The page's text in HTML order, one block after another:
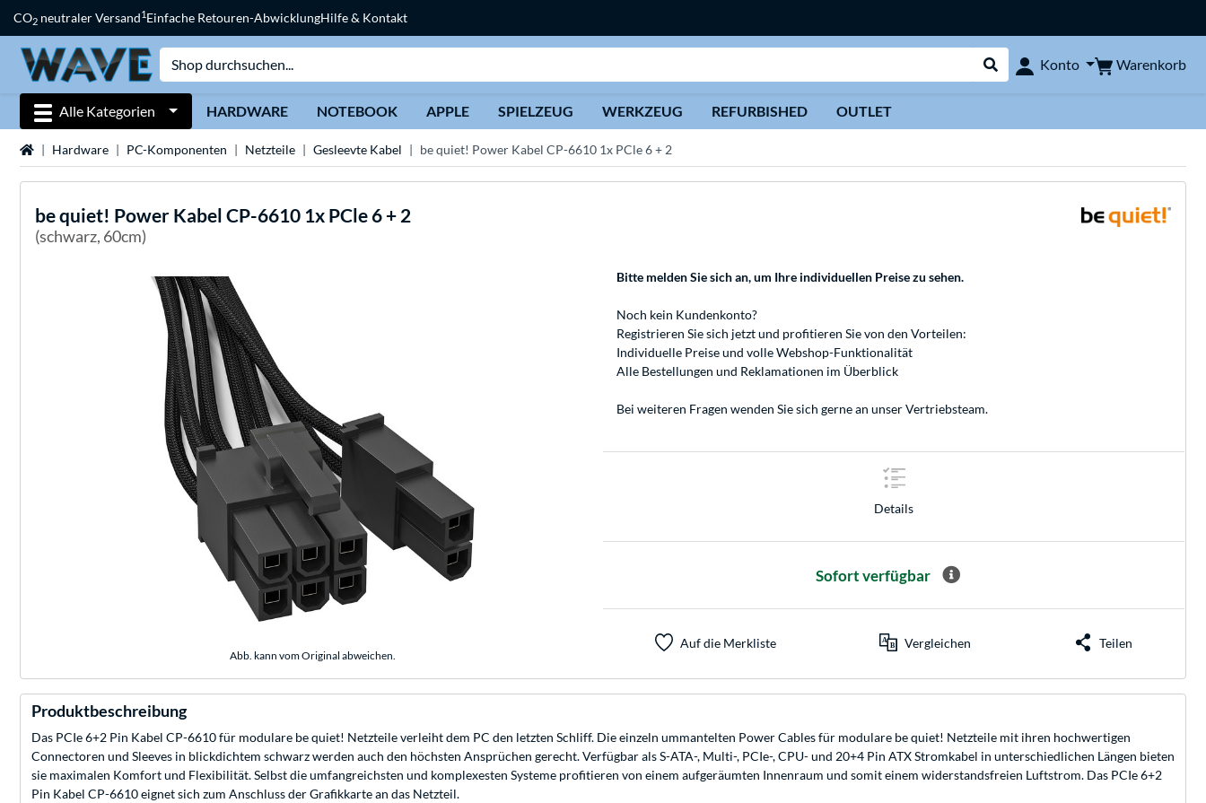
CO2 neutraler Versand1Einfache Retouren-AbwicklungHilfe & Kontakt
Suche durchführen
Konto Warenkorb
Alle Kategorien HARDWARE NOTEBOOK APPLE SPIELZEUG WERKZEUG REFURBISHED OUTLET
StartseiteHardware PC-Komponenten Netzteile Gesleevte Kabel be quiet! Power Kabel CP-6610 1x PCle 6 + 2
be quiet! Power Kabel CP-6610 1x PCle 6 + 2
(schwarz, 60cm)
Abb. kann vom Original abweichen.
Bitte melden Sie sich an, um Ihre individuellen Preise zu sehen.
Noch kein Kundenkonto?
Registrieren Sie sich jetzt und profitieren Sie von den Vorteilen:
Individuelle Preise und volle Webshop-Funktionalität
Alle Bestellungen und Reklamationen im Überblick
Bei weiteren Fragen wenden Sie sich gerne an unserVertriebsteam.
Details
Sofort verfügbar
Auf die Merkliste Vergleichen Teilen
Produktbeschreibung
Das PCIe 6+2 Pin Kabel CP-6610 für modulare be quiet! Netzteile verleiht dem PC den letzten Schliff. Die einzeln ummantelten Power Cables für modulare be quiet! Netzteile mit ihren hochwertigen
Connectoren und Sleeves in blickdichtem schwarz werden auch den höchsten Ansprüchen gerecht. Verfügbar als S-ATA-, Multi-, PCIe-, CPU- und 20+4 Pin ATX Stromkabel in unterschiedlichen Längen bieten
sie maximalen Komfort und Flexibilität. Selbst die umfangreichsten und komplexesten Systeme profitieren von einem aufgeräumten Innenraum und somit einem widerstandsfreien Luftstrom. Das PCIe 6+2
Pin Kabel CP-6610 eignet sich zum Anschluss der Grafikkarte an das Netzteil.